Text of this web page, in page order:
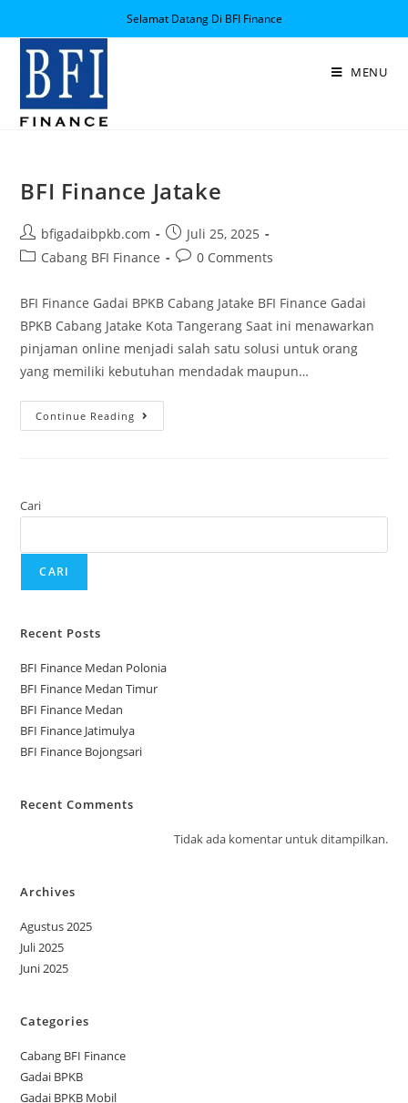
Selamat Datang Di BFI Finance
MENU
BFI Finance Jatake
bfigadaibpkb.com
Juli 25, 2025
Cabang BFI Finance
0 Comments
BFI Finance Gadai BPKB Cabang Jatake BFI Finance Gadai
BPKB Cabang Jatake Kota Tangerang Saat ini menawarkan
pinjaman online menjadi salah satu solusi untuk orang
yang memiliki kebutuhan mendadak maupun…
Continue Reading
Cari
CARI
Recent Posts
BFI Finance Medan Polonia
BFI Finance Medan Timur
BFI Finance Medan
BFI Finance Jatimulya
BFI Finance Bojongsari
Recent Comments
Tidak ada komentar untuk ditampilkan.
Archives
Agustus 2025
Juli 2025
Juni 2025
Categories
Cabang BFI Finance
Gadai BPKB
Gadai BPKB Mobil